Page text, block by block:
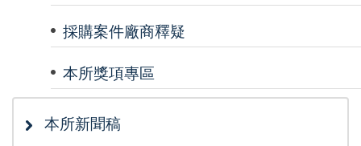
採購案件廠商釋疑
本所獎項專區
本所新聞稿